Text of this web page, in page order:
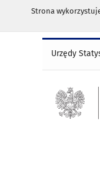
Strona
Urzędy